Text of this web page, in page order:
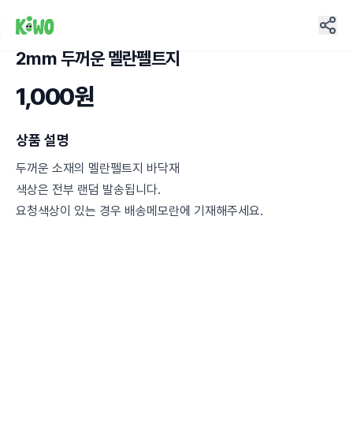
2mm 두꺼운 멜란펠트지
1,000원
상품 설명
두꺼운 소재의 멜란펠트지 바닥재
색상은 전부 랜덤 발송됩니다.
요청색상이 있는 경우 배송메모란에 기재해주세요.